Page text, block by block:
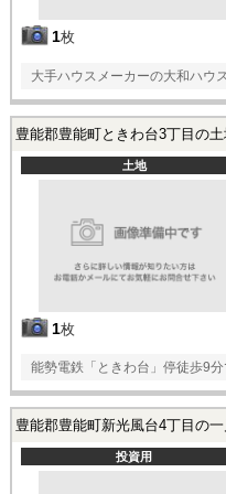
1枚
大手ハウスメーカーの大和ハウ
豊能郡豊能町ときわ台3丁目の
土地
1枚
能勢電鉄「ときわ台」停徒歩9
豊能郡豊能町新光風台4丁目の
投資用